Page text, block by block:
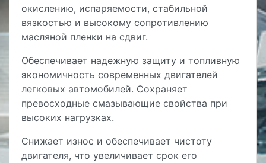
окислению, испаряемости, стабильной
вязкостью и высокому сопротивлению
масляной пленки на сдвиг.
Обеспечивает надежную защиту и топливную
экономичность современных двигателей
легковых автомобилей. Сохраняет
превосходные смазывающие свойства при
высоких нагрузках.
Снижает износ и обеспечивает чистоту
двигателя, что увеличивает срок его